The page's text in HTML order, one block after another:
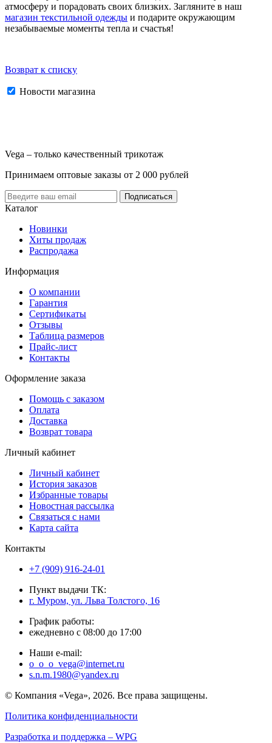
атмосферу и порадовать своих близких. Загляните в наш
магазин текстильной одежды и подарите окружающим
незабываемые моменты тепла и счастья!
Возврат к списку
Новости магазина
Vega – только качественный трикотаж
Принимаем оптовые заказы от 2 000 рублей
Каталог
Новинки
Хиты продаж
Распродажа
Информация
О компании
Гарантия
Сертификаты
Отзывы
Таблица размеров
Прайс-лист
Контакты
Оформление заказа
Помощь с заказом
Оплата
Доставка
Возврат товара
Личный кабинет
Личный кабинет
История заказов
Избранные товары
Новостная рассылка
Связаться с нами
Карта сайта
Контакты
+7 (909) 916-24-01
Пункт выдачи ТК:
г. Муром, ул. Льва Толстого, 16
График работы:
ежедневно с 08:00 до 17:00
Наши e-mail:
o_o_o_vega@internet.ru
s.n.m.1980@yandex.ru
© Компания «Vega», 2026. Все права защищены.
Политика конфиденциальности
Разработка и поддержка – WPG